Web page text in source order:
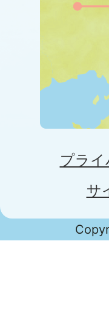
プラ
サ